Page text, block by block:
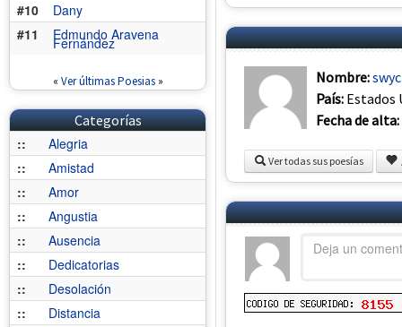
#10
Dany
#11
Edmundo Aravena
Fernández
« Ver últimas Poesias»
Categorías
::
Alegria
::
Amistad
::
Amor
::
Angustia
::
Ausencia
::
Dedicatorias
::
Desolación
::
Distancia
Nombre:
País: Estados
Fecha de alta:
Ver todas sus poesías